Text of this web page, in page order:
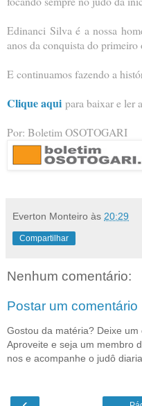
Edinanci Silva é a nossa
anos da conquista do primeiro
E continuamos fazendo a
Clique aqui para baixar e ler
Por: Boletim OSOTOGARI
Everton Monteiro às 20:29
Compartilhar
Nenhum comentário:
Postar um comentário
Gostou da matéria? Deixe um
Aproveite e seja um membro
nos e acompanhe o judô